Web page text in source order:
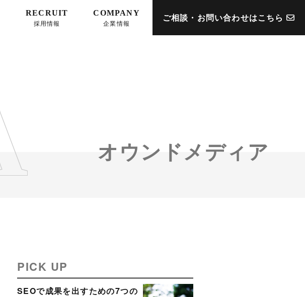
RECRUIT
採用情報
COMPANY
企業情報
ご相談・お問い合わせはこちら
オウンドメディア
PICK UP
SEOで成果を出すための7つの